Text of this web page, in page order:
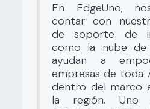
En EdgeUno,
contar con
de soporte de
como la nube de
ayudan a
empresas de toda
dentro del marco
la región. Uno